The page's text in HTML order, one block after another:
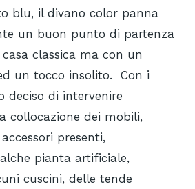
blu, il divano color panna
un buon punto di partenza
classica ma con un
un tocco insolito.
Con i
deciso di intervenire
collocazione dei mobili,
presenti,
pianta artificiale,
cuscini, delle tende